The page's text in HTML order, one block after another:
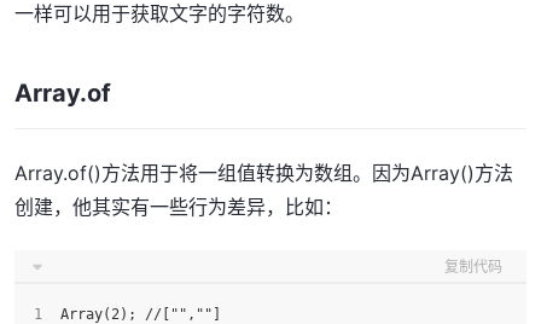
一样可以用于获取文字的字符数。
Array.of
Array.of()方法用于将一组值转换为数组。因为Array()方法
创建，他其实有一些行为差异，比如：
复制代码
Array(2); //["",""]